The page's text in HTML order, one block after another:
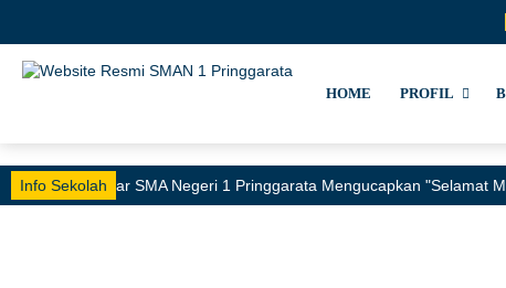
HOME PROFIL
Info Sekolah
Keluarga Besar SMA Negeri 1 Pringgarata Mengucapkan "Selamat